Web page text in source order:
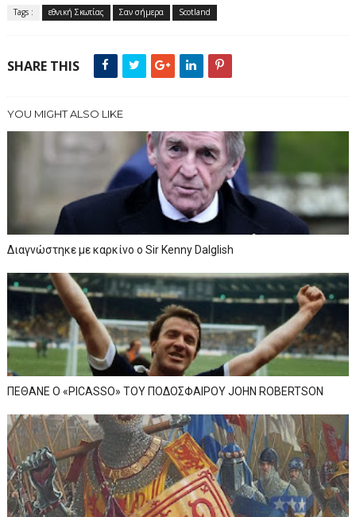
Tags : εθνική Σκωτίας Σαν σήμερα Scotland
SHARE THIS
YOU MIGHT ALSO LIKE
Διαγνώστηκε με καρκίνο ο Sir Kenny Dalglish
ΠΕΘΑΝΕ Ο «PICASSO» TOY ΠΟΔΟΣΦΑΙΡΟΥ JOHN ROBERTSON